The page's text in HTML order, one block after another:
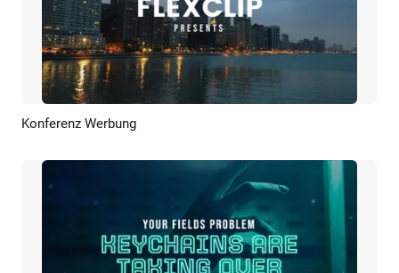
Vorschau
Konferenz Werbung